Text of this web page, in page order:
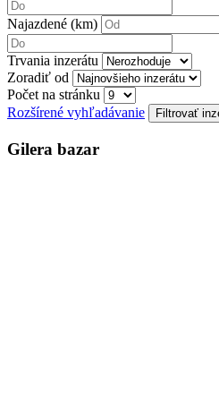
Najazdené (km)
Trvania inzerátu
Zoradiť od
Počet na stránku
Rozšírené vyhľadávanie
Gilera bazar